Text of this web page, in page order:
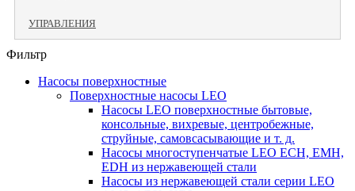
УПРАВЛЕНИЯ
Фильтр
Насосы поверхностные
Поверхностные насосы LEO
Насосы LEO поверхностные бытовые,
консольные, вихревые, центробежные,
струйные, самовсасывающие и т. д.
Насосы многоступенчатые LEO ECH, EMH,
EDH из нержавеющей стали
Насосы из нержавеющей стали серии LEO